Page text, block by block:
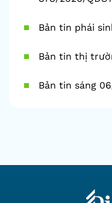
Bản tin phái
Bản tin thị
Bản tin sáng